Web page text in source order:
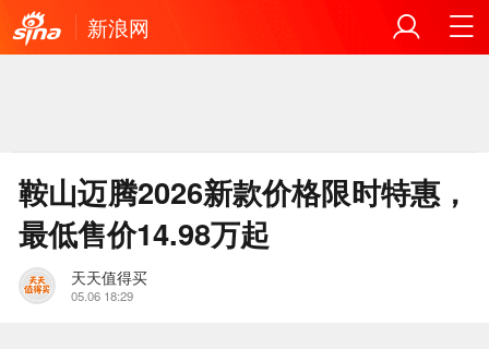
新浪网
鞍山迈腾2026新款价格限时特惠，
最低售价14.98万起
天天值得买
05.06 18:29